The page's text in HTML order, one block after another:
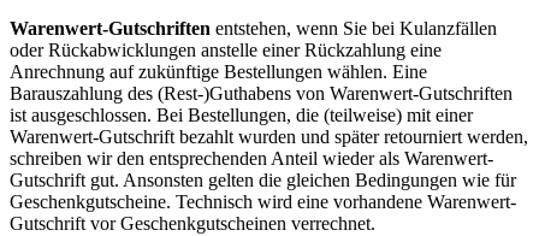
Warenwert-Gutschriften entstehen, wenn Sie bei Kulanzfällen
oder Rückabwicklungen anstelle einer Rückzahlung eine
Anrechnung auf zukünftige Bestellungen wählen. Eine
Barauszahlung des (Rest-)Guthabens von Warenwert-Gutschriften
ist ausgeschlossen. Bei Bestellungen, die (teilweise) mit einer
Warenwert-Gutschrift bezahlt wurden und später retourniert werden,
schreiben wir den entsprechenden Anteil wieder als Warenwert-
Gutschrift gut. Ansonsten gelten die gleichen Bedingungen wie für
Geschenkgutscheine. Technisch wird eine vorhandene Warenwert-
Gutschrift vor Geschenkgutscheinen verrechnet.